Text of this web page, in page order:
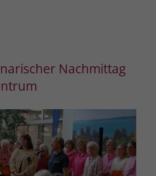
Nachmittag